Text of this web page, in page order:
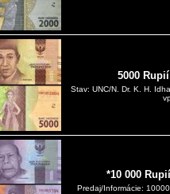
5000
Stav: UNC/N. Dr. K. H.
*10 000
Predaj/Informácie: